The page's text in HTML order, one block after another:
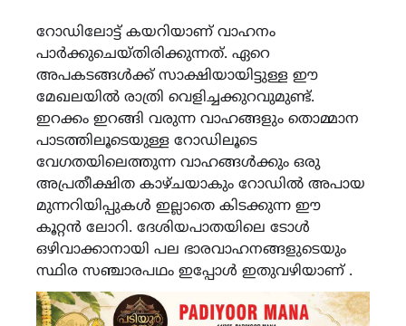
റോഡിലോട്ട് കയറിയാണ് വാഹനം
പാർക്കുചെയ്തിരിക്കുന്നത്. ഏറെ
അപകടങ്ങൾക്ക് സാക്ഷിയായിട്ടുള്ള ഈ
മേഖലയിൽ രാത്രി വെളിച്ചക്കുറവുമുണ്ട്.
ഇറക്കം ഇറങ്ങി വരുന്ന വാഹങ്ങളും തൊമ്മാന
പാടത്തിലൂടെയുള്ള റോഡിലൂടെ
വേഗതയിലെത്തുന്ന വാഹങ്ങൾക്കും ഒരു
അപ്രതീക്ഷിത കാഴ്ചയാകും റോഡിൽ അപായ
മുന്നറിയിപ്പുകൾ ഇല്ലാതെ കിടക്കുന്ന ഈ
കൂറ്റൻ ലോറി. ദേശിയപാതയിലെ ടോൾ
ഒഴിവാക്കാനായി പല ഭാരവാഹനങ്ങളുടെയും
സ്ഥിര സഞ്ചാരപഥം ഇപ്പോൾ ഇതുവഴിയാണ് .